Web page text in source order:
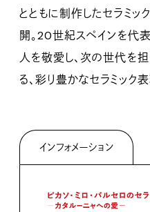
とともに制作したセラミ
開。20世紀スペインを代
人を敬愛し、次の世代を
る、彩り豊かなセラミック
インフォメーション